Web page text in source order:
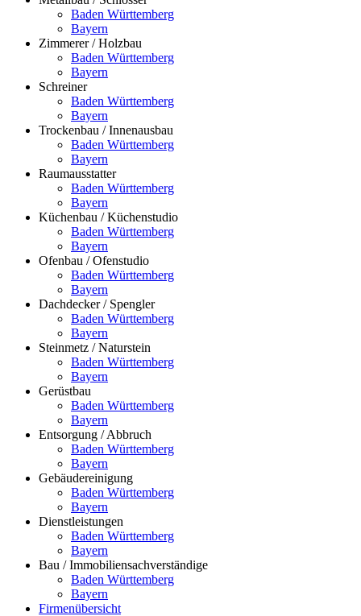
Baden Württemberg
Bayern
Zimmerer / Holzbau
Baden Württemberg
Bayern
Schreiner
Baden Württemberg
Bayern
Trockenbau / Innenausbau
Baden Württemberg
Bayern
Raumausstatter
Baden Württemberg
Bayern
Küchenbau / Küchenstudio
Baden Württemberg
Bayern
Ofenbau / Ofenstudio
Baden Württemberg
Bayern
Dachdecker / Spengler
Baden Württemberg
Bayern
Steinmetz / Naturstein
Baden Württemberg
Bayern
Gerüstbau
Baden Württemberg
Bayern
Entsorgung / Abbruch
Baden Württemberg
Bayern
Gebäudereinigung
Baden Württemberg
Bayern
Dienstleistungen
Baden Württemberg
Bayern
Bau / Immobiliensachverständige
Baden Württemberg
Bayern
Firmenübersicht